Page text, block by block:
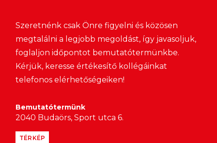
Szeretnénk csak Önre figyelni és közösen
megtalálni a legjobb megoldást, így javasoljuk,
foglaljon időpontot bemutatótermünkbe.
Kérjük, keresse értékesítő kollégáinkat
telefonos elérhetőségeiken!
Bemutatótermünk
2040 Budaörs, Sport utca 6.
TÉRKÉP